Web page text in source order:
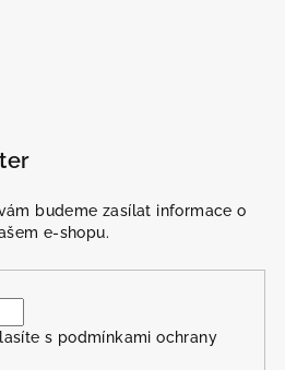
budeme zasílat informace o
e-shopu.
s podmínkami ochrany